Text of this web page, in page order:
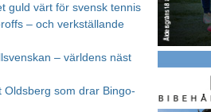
guld värt för svensk tennis
– och verkställande
– världens näst
Oldsberg som drar Bingo-